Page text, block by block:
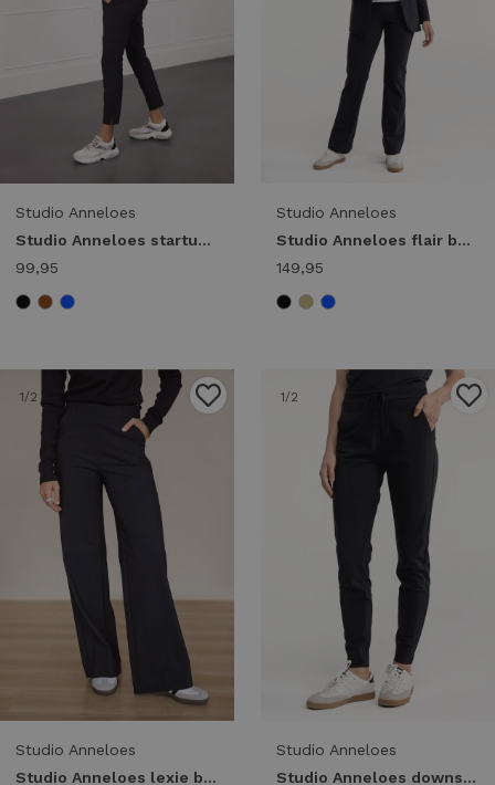
Studio Anneloes
Studio Anneloes startup summer trousers 94777 9000 black
99,95
Studio Anneloes
Studio Anneloes flair bonded trousers 94800 9000 black
149,95
1/2
Studio Anneloes
Studio Anneloes lexie bonded trousers 94801 9000 black
1/2
Studio Anneloes
Studio Anneloes downstairs bonded trousers 94803 9000 black